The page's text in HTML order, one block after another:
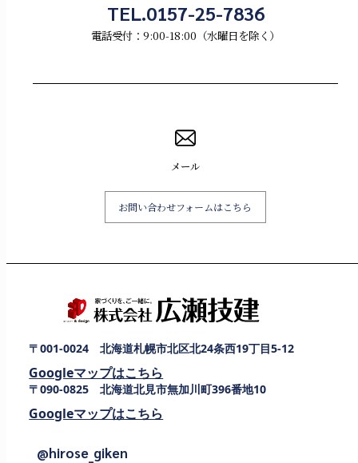
TEL.0157-25-7836
電話受付：9:00-18:00（水曜日を除く）
メール
お問い合わせフォームはこちら
〒001-0024 北海道札幌市北区北24条西19丁目5-12
Googleマップはこちら
〒090-0825 北海道北見市無加川町396番地10
Googleマップはこちら
@hirose_giken